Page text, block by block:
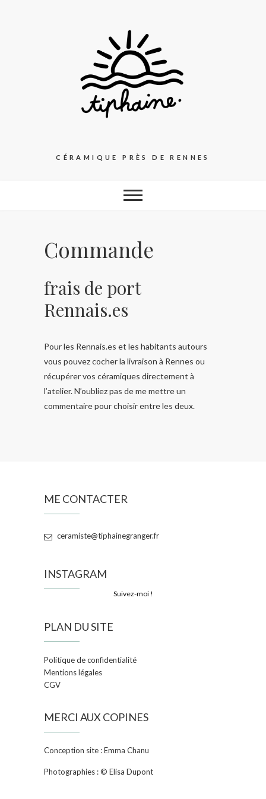
CÉRAMIQUE PRÈS DE RENNES
Commande
frais de port
Rennais.es
Pour les Rennais.es et les habitants autours
vous pouvez cocher la livraison à Rennes ou
récupérer vos céramiques directement à
l’atelier. N’oubliez pas de me mettre un
commentaire pour choisir entre les deux.
ME CONTACTER
ceramiste@tiphainegranger.fr
INSTAGRAM
Suivez-moi !
PLAN DU SITE
Politique de confidentialité
Mentions légales
CGV
MERCI AUX COPINES
Conception site : Emma Chanu
Photographies : © Elisa Dupont